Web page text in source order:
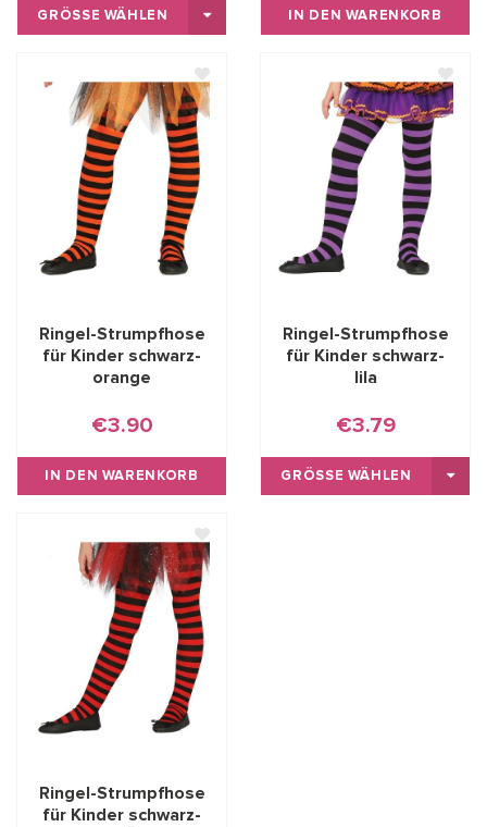
GRÖSSE WÄHLEN IN DEN WARENKORB
Ringel-Strumpfhose
für Kinder schwarz-
orange
€3.90
IN DEN WARENKORB
Ringel-Strumpfhose
für Kinder schwarz-
lila
€3.79
GRÖSSE WÄHLEN
Ringel-Strumpfhose
für Kinder schwarz-